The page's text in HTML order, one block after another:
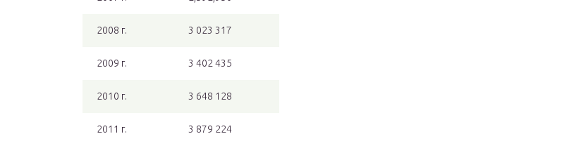
2008 г. 3 023 317
2009 г. 3 402 435
2010 г. 3 648 128
2011 г. 3 879 224